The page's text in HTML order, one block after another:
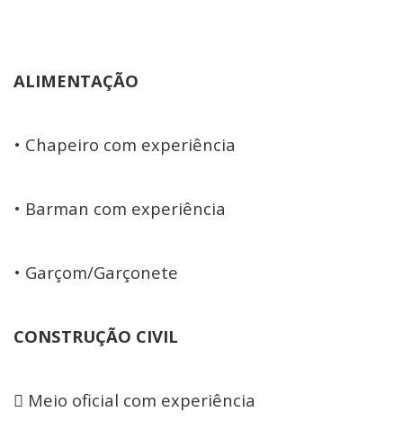
ALIMENTAÇÃO
• Chapeiro com experiência
• Barman com experiência
• Garçom/Garçonete
CONSTRUÇÃO CIVIL
 Meio oficial com experiência